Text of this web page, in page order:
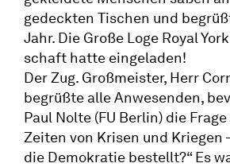
gedeckten Tischen und
Jahr. Die Große Loge Royal
schaft hatte eingeladen!
Der Zug. Großmeister, Herr
begrüßte alle Anwesenden,
Paul Nolte (FU Berlin) die
Zeiten von Krisen und Kriegen
die Demokratie bestellt?“ Es